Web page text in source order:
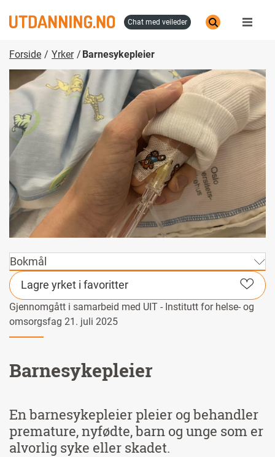
til
chat med veileder
Forside Yrker Barnesykepleier
Bokmål
Lagre yrket i favoritter
Gjennomgått i samarbeid med UIT - Institutt for helse- og
omsorgsfag 21. juli 2025
Barnesykepleier
En barnesykepleier pleier og behandler
premature, nyfødte, barn og unge som er
alvorlig syke eller skadet.